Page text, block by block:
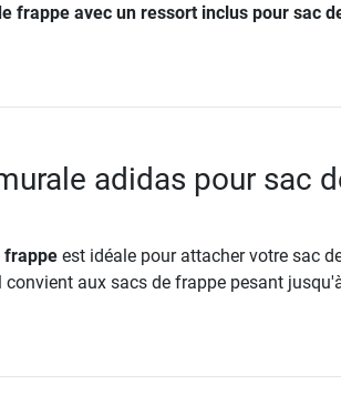
frappe avec un ressort inclus pour sac
adidas pour sac
frappeest idéale pour attacher votre sac
aux sacs de frappe pesant